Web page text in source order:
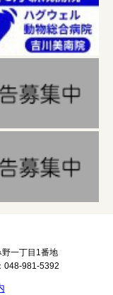
一丁目1番地
048-981-5392